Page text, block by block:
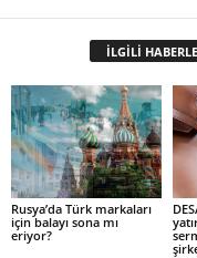
İLGİLİ
Rusya’da Türk markaları
için balayı sona mı
eriyor?